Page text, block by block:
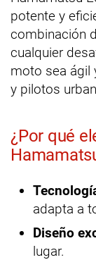
potente y
combinación
cualquier
moto sea ágil
y pilotos
¿Por qué
adapta a
Diseño
lugar.